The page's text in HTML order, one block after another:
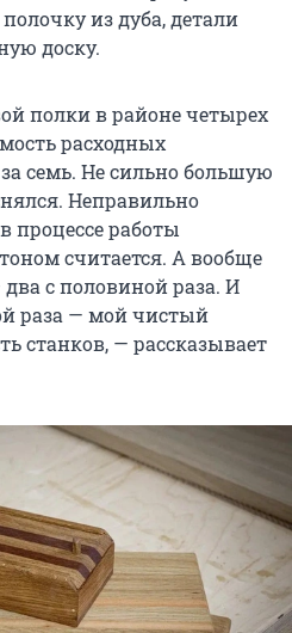
из дуба, детали
доску.
полки в районе четырех
расходных
семь. Не сильно большую
Неправильно
процессе работы
считается. А вообще
с половиной раза. И
раза — мой чистый
станков, — рассказывает